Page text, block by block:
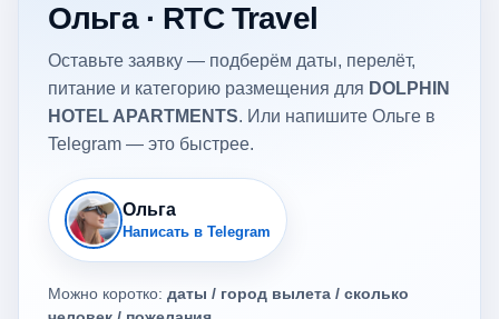
Ольга · RTC Travel
Оставьте заявку — подберём даты, перелёт,
питание и категорию размещения для DOLPHIN
HOTEL APARTMENTS. Или напишите Ольге в
Telegram — это быстрее.
Ольга
Написать в Telegram
Можно коротко: даты / город вылета / сколько